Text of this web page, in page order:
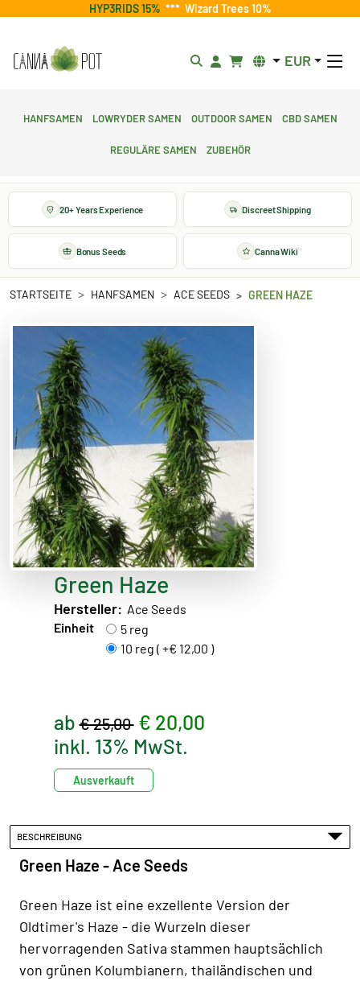
HYP3RIDS 15% *** Wizard Trees 10%
EUR
Hanfsamen Lowryder Samen Outdoor Samen CBD Samen
Reguläre Samen Zubehör
20+ Years Experience Discreet Shipping
Bonus Seeds Canna Wiki
STARTSEITE HANFSAMEN ACE SEEDS GREEN HAZE
Green Haze
Hersteller: Ace Seeds
Einheit
5 reg
10 reg ( +€ 12,00 )
ab€ 25,00 € 20,00
inkl. 13% MwSt.
Ausverkauft
BESCHREIBUNG
Green Haze - Ace Seeds
Green Haze ist eine exzellente Version der
Oldtimer's Haze - die Wurzeln dieser
hervorragenden Sativa stammen hauptsächlich
von grünen Kolumbianern, thailändischen und